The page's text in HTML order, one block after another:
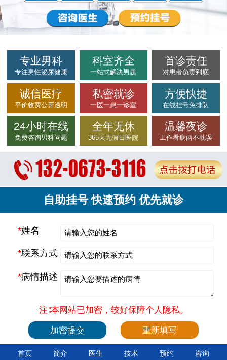
专业男科
专注男性泌尿健康
科室齐全
一站式解决男题
首诊责任
对患者负责到底
诚信医疗
平价收费公开透明
私密就诊
一医一患一诊室
方便快捷
在线挂号免排队
24小时在线
免费咨询男科问题
全年无休
365天无假日医院
温馨夜诊
工作看病两不耽误
自助挂号 快速预约 优先就诊
*姓名
*联系方式
*病情描述
注∶本网站已加密，较好保障个人隐私。
首页 简介 医生 技术 预约 咨询